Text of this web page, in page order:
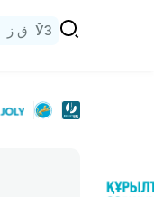
ق ز ЎЗ